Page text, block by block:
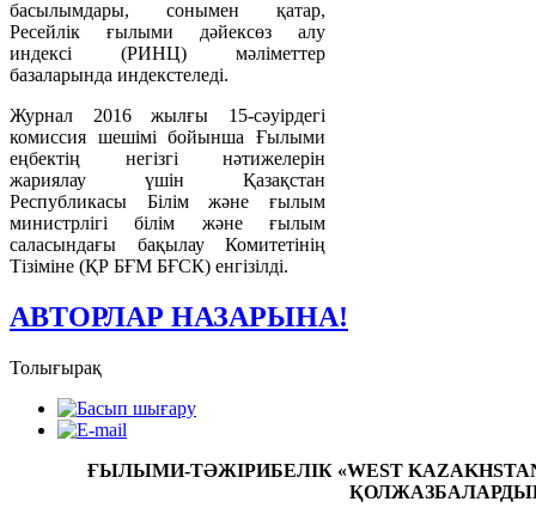
басылымдары, сонымен қатар,
Ресейлік ғылыми дәйексөз алу
индексі (РИНЦ) мәліметтер
базаларында индекстеледі.
Журнал 2016 жылғы 15-сәуірдегі
комиссия шешімі бойынша Ғылыми
еңбектің негізгі нәтижелерін
жариялау үшін Қазақстан
Республикасы Білім және ғылым
министрлігі білім және ғылым
саласындағы бақылау Комитетінің
Тізіміне (ҚР БҒМ БҒСК) енгізілді.
АВТОРЛАР НАЗАРЫНА!
Толығырақ
ҒЫЛЫМИ-ТӘЖІРИБЕЛІК «WEST